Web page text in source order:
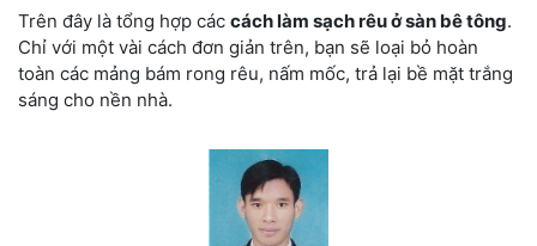
Trên đây là tổng hợp các cách làm sạch rêu ở sàn bê tông.
Chỉ với một vài cách đơn giản trên, bạn sẽ loại bỏ hoàn
toàn các mảng bám rong rêu, nấm mốc, trả lại bề mặt trắng
sáng cho nền nhà.